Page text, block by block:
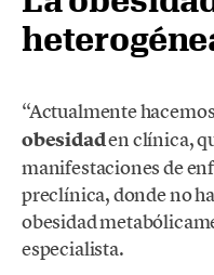
“Actualmente
obesidaden clínica,
manifestaciones de
preclínica, donde no
obesidad
especialista.